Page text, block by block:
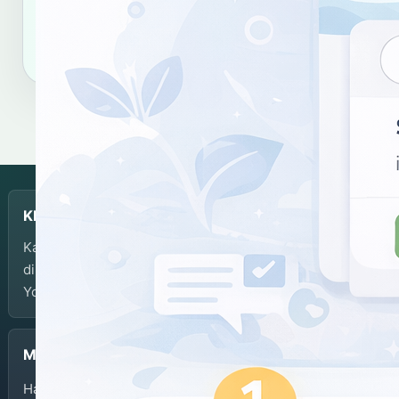
KBJI
Kamus Bahasa Jawa-Indonesia dikembangkan dan
dikelola oleh Balai Bahasa Provinsi Daerah Istimewa
Yogyakarta.
Menu
Halaman Depan